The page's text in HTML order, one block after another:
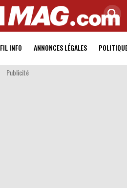
FIL INFO ANNONCES LÉGALES
Publicité